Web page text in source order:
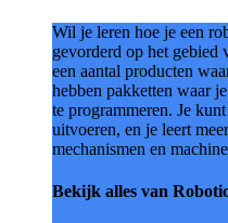
Wil je leren hoe je een
gevorderd op het gebied
een aantal producten
hebben pakketten waar
te programmeren. Je
uitvoeren, en je leert
mechanismen en
Bekijk alles van